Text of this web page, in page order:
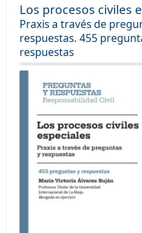
Los procesos civiles
Praxis a través de
respuestas. 455
respuestas